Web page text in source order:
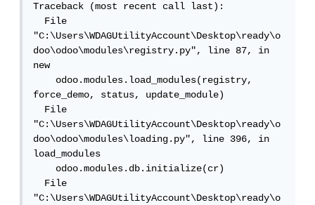
Traceback (most recent call last):
File
"C:\Users\WDAGUtilityAccount\Desktop\ready\o
doo\odoo\modules\registry.py", line 87, in
new
odoo.modules.load_modules(registry,
force_demo, status, update_module)
File
"C:\Users\WDAGUtilityAccount\Desktop\ready\o
doo\odoo\modules\loading.py", line 396, in
load_modules
odoo.modules.db.initialize(cr)
File
"C:\Users\WDAGUtilityAccount\Desktop\ready\o